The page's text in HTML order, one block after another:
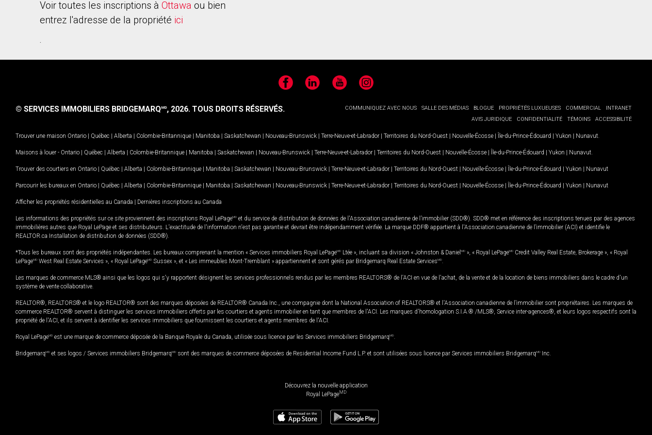
Voir toutes les inscriptions à Ottawa ou bien
entrez l'adresse de la propriété ici
.
FacebookLinkedIn YouTubeInstagram
COMMUNIQUEZ AVEC NOUS SALLE DES MÉDIAS BLOGUE PROPRIÉTÉS LUXUEUSES COMMERCIAL
INTRANET
AVIS JURIDIQUE
CONFIDENTIALITÉ TÉMOINS ACCESSIBILITÉ
© SERVICES IMMOBILIERS BRIDGEMARQMD, 2026. TOUS DROITS RÉSERVÉS.
Trouver une maison Ontario | Québec | Alberta | Colombie-Britannique | Manitoba | Saskatchewan | Nouveau-Brunswick | Terre-Neuve-et-Labrador | Territoires du Nord-Ouest | Nouvelle-Écosse | Île-du-Prince-Édouard | Yukon | Nunavut
Maisons à louer - Ontario | Québec | Alberta | Colombie-Britannique | Manitoba | Saskatchewan | Nouveau-Brunswick | Terre-Neuve-et-Labrador | Territoires du Nord-Ouest | Nouvelle-Écosse | Île-du-Prince-Édouard | Yukon | Nunavut
Trouver des courtiers en Ontario | Québec | Alberta | Colombie-Britannique | Manitoba | Saskatchewan | Nouveau-Brunswick | Terre-Neuve-et-Labrador | Territoires du Nord-Ouest | Nouvelle-Écosse | Île-du-Prince-Édouard | Yukon | Nunavut
Parcourir les bureaux en Ontario | Québec | Alberta | Colombie-Britannique | Manitoba | Saskatchewan | Nouveau-Brunswick | Terre-Neuve-et-Labrador | Territoires du Nord-Ouest | Nouvelle-Écosse | Île-du-Prince-Édouard | Yukon | Nunavut
Afficher les propriétés résidentielles au Canada | Dernières inscriptions au Canada
Les informations des propriétés sur ce site proviennent des inscriptions Royal LePageMD et du service de distribution de données de l'Association canadienne de l’immobilier (SDD®). SDD® met en référence des inscriptions tenues par des agences
immobilières autres que Royal LePage et ses distributeurs. L'exactitude de l'information n'est pas garantie et devrait être indépendamment vérifiée. La marque DDF® appartient à l'Association canadienne de l’immobilier (ACI) et identifie le
REALTOR.ca Installation de distribution de données (SDD®).
*Tous les bureaux sont des propriétés indépendantes. Les bureaux comprenant la mention « Services immobiliers Royal LePageMD Ltée », incluant sa division « Johnston & Daniel MD », « Royal LePageMD Credit Valley Real Estate, Brokerage », « Royal
LePageMD West Real Estate Services », « Royal LePageMD Sussex », et « Les immeubles Mont-Tremblant » appartiennent et sont gérés par Bridgemarq Real Estate ServicesMD
Les marques de commerce MLS® ainsi que les logos qui s'y rapportent désignent les services professionnels rendus par les membres REALTORS® de l'ACI en vue de l'achat, de la vente et de la location de biens immobiliers dans le cadre d'un
système de vente collaborative.
REALTOR®, REALTORS® et le logo REALTOR® sont des marques déposées de REALTOR® Canada Inc., une compagnie dont la National Association of REALTORS® et l'Association canadienne de l’immobilier sont propriétaires. Les marques de
commerce REALTOR® servent à distinguer les services immobiliers offerts par les courtiers et agents immobilier en tant que membres de l'ACI. Les marques d'homologation S.I.A.® /MLS®, Service inter-agences®, et leurs logos respectifs sont la
propriété de l'ACI, et ils servent à identifier les services immobiliers que fournissent les courtiers et agents membres de l'ACI.
Royal LePageMD est une marque de commerce déposée de la Banque Royale du Canada, utilisée sous licence par les Services immobiliers BridgemarqMD
BridgemarqMD et ses logos / Services immobiliers BridgemarqMD sont des marques de commerce déposées de Residential Income Fund L.P. et sont utilisées sous licence par Services immobiliers BridgemarqMD Inc.
Découvrez la nouvelle application
Royal LePageMD